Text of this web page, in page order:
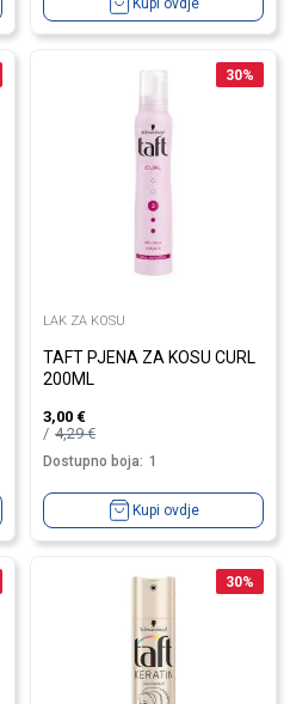
Kupi ovdje
30%
LAK ZA KOSU
TAFT PJENA ZA KOSU CURL
200ML
3,00 €
4,29€
Dostupno boja: 1
Kupi ovdje
30%